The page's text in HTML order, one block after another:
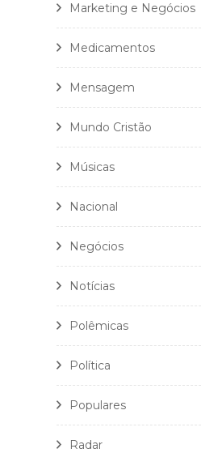
Marketing e Negócios
Medicamentos
Mensagem
Mundo Cristão
Músicas
Nacional
Negócios
Notícias
Polêmicas
Política
Populares
Radar